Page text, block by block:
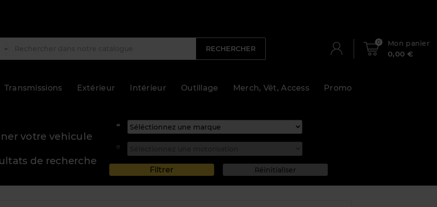
RECHERCHER
0 Mon panier
0,00 €
Transmissions Extérieur Intérieur Outillage Merch, Vêt, Access Promo
votre vehicule
de recherche